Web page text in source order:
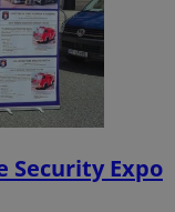
Security Expo